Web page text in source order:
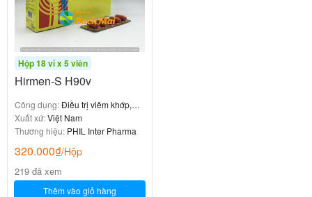
Hộp 18 vỉ x 5 viên
Hirmen-S H90v
Công dụng:Điều trị viêm khớp,
thoái hóa khớp
Xuất xứ:Việt Nam
Thương hiệu: PHIL Inter Pharma
320.000₫/Hộp
219 đã xem
Thêm vào giỏ hàng